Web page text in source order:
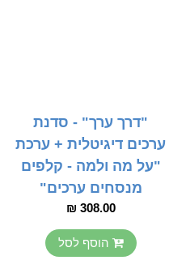
"דרך ערך" - סדנת
ערכים דיגיטלית + ערכת
"על מה ולמה - קלפים
מנסחים ערכים"
308.00 ₪
הוסף לסל